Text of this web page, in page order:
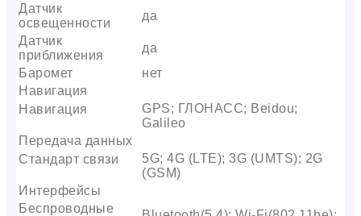
Датчик
освещенности
да
Датчик
приближения
да
Баромет
нет
Навигация
Навигация
GPS; ГЛОНАСС; Beidou;
Galileo
Передача данных
Стандарт связи
5G; 4G (LTE); 3G (UMTS); 2G
(GSM)
Интерфейсы
Беспроводные